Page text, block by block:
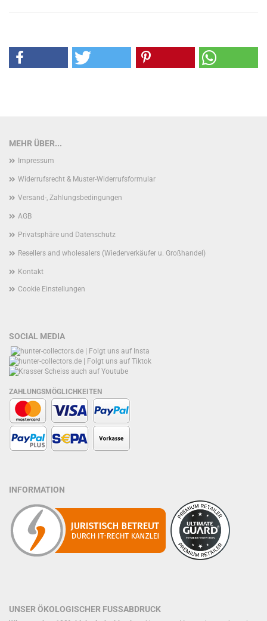
MEHR ÜBER...
Impressum
Widerrufsrecht & Muster-Widerrufsformular
Versand-, Zahlungsbedingungen
AGB
Privatsphäre und Datenschutz
Resellers and wholesalers (Wiederverkäufer u. Großhandel)
Kontakt
Cookie Einstellungen
SOCIAL MEDIA
ZAHLUNGSMÖGLICHKEITEN
INFORMATION
UNSER ÖKOLOGISCHER FUSSABDRUCK